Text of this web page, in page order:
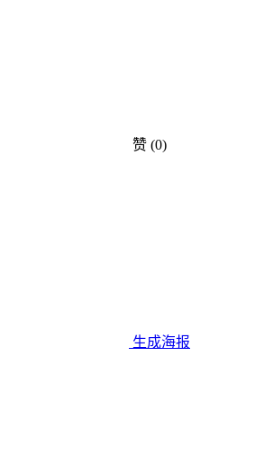
赞 (0)
生成海报